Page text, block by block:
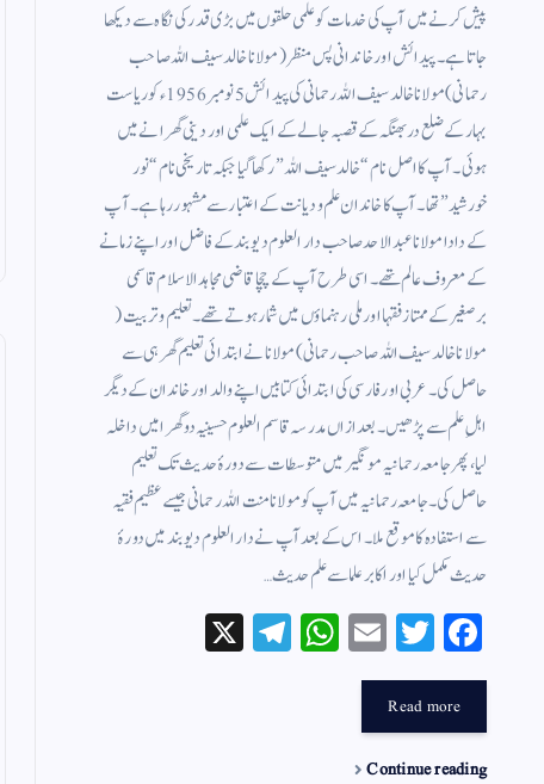
پیش کرنے میں آپ کی خدمات کو علمی حلقوں میں بڑی قدر کی نگاہ سے دیکھا
جاتا ہے۔ پیدائش اور خاندانی پس منظر ( مولانا خالد سیف اللہ صاحب
رحمانی) مولانا خالد سیف اللہ رحمانی کی پیدائش 5 نومبر 1956ء کو ریاست
بہار کے ضلع دربھنگہ کے قصبہ جالے کے ایک علمی اور دینی گھرانے میں
ہوئی۔ آپ کا اصل نام “خالد سیف اللہ” رکھا گیا جبکہ تاریخی نام “نور
خورشید” تھا۔آپ کا خاندان علم و دیانت کے اعتبار سے مشہور رہا ہے۔ آپ
کے دادا مولانا عبد الاحد صاحب دار العلوم دیوبند کے فاضل اور اپنے زمانے
کے معروف عالم تھے۔ اسی طرح آپ کے چچا قاضی مجاہد الاسلام قاسمی
برصغیر کے ممتاز فقہا اور ملی رہنماؤں میں شمار ہوتے تھے۔ تعلیم و تربیت(
مولانا خالد سیف اللہ صاحب رحمانی) مولانا نے ابتدائی تعلیم گھر ہی سے
حاصل کی۔ عربی اور فارسی کی ابتدائی کتابیں اپنے والد اور خاندان کے دیگر
اہلِ علم سے پڑھیں۔ بعد ازاں مدرسہ قاسم العلوم حسینیہ دوگھرا میں داخلہ
لیا، پھر جامعہ رحمانیہ مونگیر میں متوسطات سے دورۂ حدیث تک تعلیم
حاصل کی۔جامعہ رحمانیہ میں آپ کو مولانا منت اللہ رحمانی جیسے عظیم فقیہ
سے استفادہ کا موقع ملا۔ اس کے بعد آپ نے دار العلوم دیوبند میں دورۂ
حدیث مکمل کیا اور اکابر علما سے علم حدیث…
Fa
ce
bo
ok
T
wi
tte
r
E
m
W
ha
Te
le
Read more
Continue reading